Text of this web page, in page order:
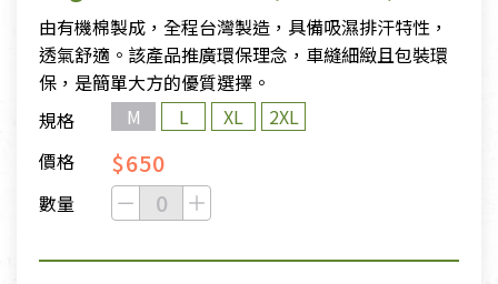
由有機棉製成，全程台灣製造，具備吸濕排汗特性，
透氣舒適。該產品推廣環保理念，車縫細緻且包裝環
保，是簡單大方的優質選擇。
規格
M L XL
2XL
價格
$650
數量